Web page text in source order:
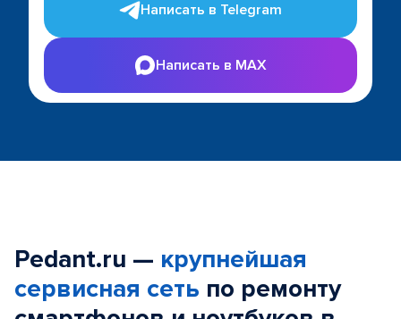
Написать в Telegram
Написать в MAX
Pedant.ru — крупнейшая
сервисная сеть по ремонту